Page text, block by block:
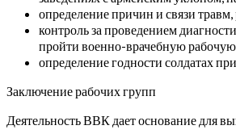
определение причин и связи
контроль за проведением
пройти военно-врачебную рабочую
определение годности солдатах
Заключение рабочих групп
Деятельность ВВК дает основание для